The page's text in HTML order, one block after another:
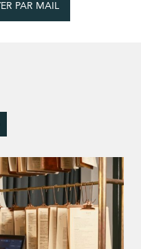
PAR MAIL